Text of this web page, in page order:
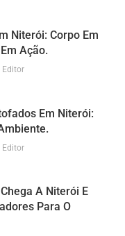
Niterói: Corpo Em
Ação.
Editor
Em Niterói:
Editor
A Niterói E
Para O